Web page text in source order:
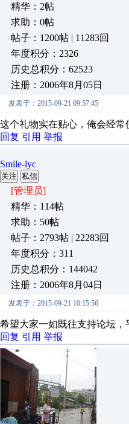
精华：2帖
求助：0帖
帖子：1200帖 | 11283回
年度积分：2326
历史总积分：62523
注册：2006年8月05日
发表于：2015-09-21 09:57:45
这个礼物实在贴心，俺会经
回复 引用 举报
Smile-lyc
关注 私信
[管理员]
精华：114帖
求助：50帖
帖子：2793帖 | 22283回
年度积分：311
历史总积分：144042
注册：2006年8月04日
发表于：2015-09-21 10:15:56
希望大家一如既往支持论坛
回复 引用 举报